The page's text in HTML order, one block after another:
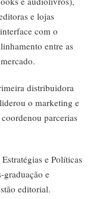
e lojas
com o
entre as
distribuidora
o marketing e
parcerias
e Políticas
graduação e
editorial.